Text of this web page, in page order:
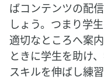
ばコンテンツの配
しょう。つまり学
適切なところへ案
ときに学生を助け
スキルを伸ばし練